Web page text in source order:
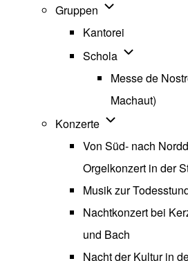
Gruppen Unternavigation
Kantorei
Schola
Messe de
Machaut)
Konzerte Unternavigation
Von Süd- nach
Orgelkonzert in der
Musik zur
Nachtkonzert bei
und Bach
Nacht der Kultur in